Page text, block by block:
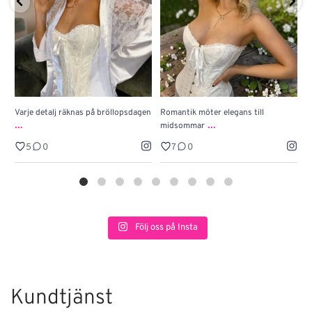
Varje detalj räknas på bröllopsdagen
...
5 0
Romantik möter elegans till
midsommar ...
7 0
Följ oss på Insta
Kundtjänst